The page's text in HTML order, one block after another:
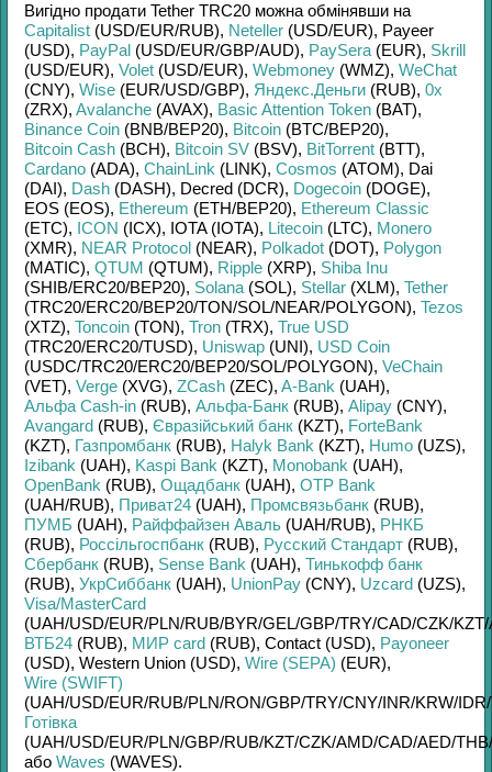
Вигідно продати Tether TRC20 можна обмінявши на
Capitalist (USD/EUR/RUB), Neteller (USD/EUR), Payeer
(USD), PayPal (USD/EUR/GBP/AUD), PaySera (EUR), Skrill
(USD/EUR), Volet (USD/EUR), Webmoney (WMZ), WeChat
(CNY), Wise (EUR/USD/GBP), Яндекс.Деньги (RUB), 0x
(ZRX), Avalanche (AVAX), Basic Attention Token (BAT),
Binance Coin (BNB/BEP20), Bitcoin (BTC/BEP20),
Bitcoin Cash (BCH), Bitcoin SV (BSV), BitTorrent (BTT),
Cardano (ADA), ChainLink (LINK), Cosmos (ATOM), Dai
(DAI), Dash (DASH), Decred (DCR), Dogecoin (DOGE),
EOS (EOS), Ethereum (ETH/BEP20), Ethereum Classic
(ETC), ICON (ICX), IOTA (IOTA), Litecoin (LTC), Monero
(XMR), NEAR Protocol (NEAR), Polkadot (DOT), Polygon
(MATIC), QTUM (QTUM), Ripple (XRP), Shiba Inu
(SHIB/ERC20/BEP20), Solana (SOL), Stellar (XLM), Tether
(TRC20/ERC20/BEP20/TON/SOL/NEAR/POLYGON), Tezos
(XTZ), Toncoin (TON), Tron (TRX), True USD
(TRC20/ERC20/TUSD), Uniswap (UNI), USD Coin
(USDC/TRC20/ERC20/BEP20/SOL/POLYGON), VeChain
(VET), Verge (XVG), ZCash (ZEC), A-Bank (UAH),
Альфа Cash-in (RUB), Альфа-Банк (RUB), Alipay (CNY),
Avangard (RUB), Євразійський банк (KZT), ForteBank
(KZT), Газпромбанк (RUB), Halyk Bank (KZT), Humo (UZS),
Izibank (UAH), Kaspi Bank (KZT), Monobank (UAH),
OpenBank (RUB), Ощадбанк (UAH), OTP Bank
(UAH/RUB), Приват24 (UAH), Промсвязьбанк (RUB),
ПУМБ (UAH), Райффайзен Аваль (UAH/RUB), РНКБ
(RUB), Россільгоспбанк (RUB), Русский Стандарт (RUB),
Сбербанк (RUB), Sense Bank (UAH), Тинькофф банк
(RUB), УкрСиббанк (UAH), UnionPay (CNY), Uzcard (UZS),
Visa/MasterCard
(UAH/USD/EUR/PLN/RUB/BYR/GEL/GBP/TRY/CAD/CZK/KZT/
ВТБ24 (RUB), МИР card (RUB), Contaсt (USD), Payoneer
(USD), Western Union (USD), Wire (SEPA) (EUR),
Wire (SWIFT)
(UAH/USD/EUR/RUB/PLN/RON/GBP/TRY/CNY/INR/KRW/IDR/
Готівка
(UAH/USD/EUR/PLN/GBP/RUB/KZT/CZK/AMD/CAD/AED/THB/
або Waves (WAVES).